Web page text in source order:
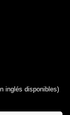
inglés disponibles)